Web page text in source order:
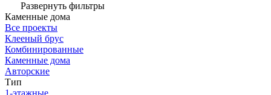
Развернуть фильтры
Каменные дома
Все проекты
Клееный брус
Комбинированные
Каменные дома
Авторские
Тип